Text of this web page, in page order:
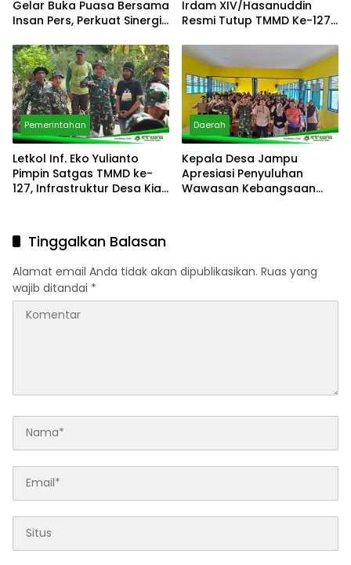
Gelar Buka Puasa Bersama
Insan Pers, Perkuat Sinergi
Irdam XIV/Hasanuddin
Resmi Tutup TMMD Ke-127
Soppeng
Pemerintahan
Letkol Inf. Eko Yulianto
Pimpin Satgas TMMD ke-
127, Infrastruktur Desa Kian
Masyarakat Desa
Daerah
Kepala Desa Jampu
Apresiasi Penyuluhan
Wawasan Kebangsaan
Tinggalkan Balasan
Alamat email Anda tidak akan dipublikasikan. Ruas yang
wajib ditandai *